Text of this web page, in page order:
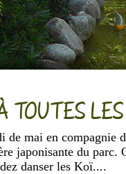
TOUTES
de mai en compagnie
japonisante du parc.
danser les Koï....